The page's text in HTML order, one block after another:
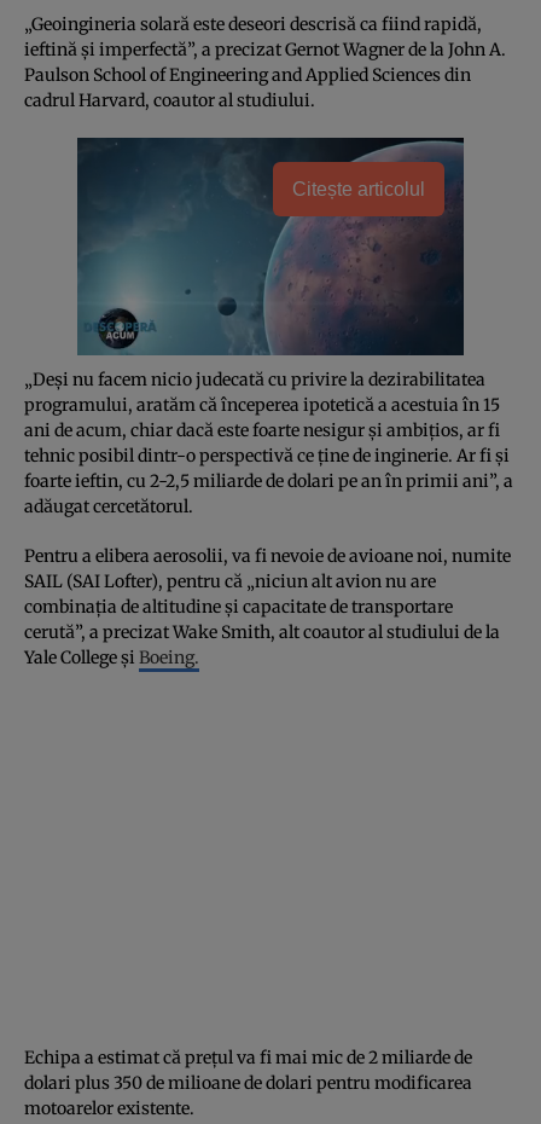
„Geoingineria solară este deseori descrisă ca fiind rapidă,
ieftină şi imperfectă”, a precizat Gernot Wagner de la John A.
Paulson School of Engineering and Applied Sciences din
cadrul Harvard, coautor al studiului.
Citește articolul
„Deşi nu facem nicio judecată cu privire la dezirabilitatea
programului, aratăm că începerea ipotetică a acestuia în 15
ani de acum, chiar dacă este foarte nesigur şi ambiţios, ar fi
tehnic posibil dintr-o perspectivă ce ţine de inginerie. Ar fi şi
foarte ieftin, cu 2-2,5 miliarde de dolari pe an în primii ani”, a
adăugat cercetătorul.
Pentru a elibera aerosolii, va fi nevoie de avioane noi, numite
SAIL (SAI Lofter), pentru că „niciun alt avion nu are
combinaţia de altitudine şi capacitate de transportare
cerută”, a precizat Wake Smith, alt coautor al studiului de la
Yale College şi Boeing.
Echipa a estimat că preţul va fi mai mic de 2 miliarde de
dolari plus 350 de milioane de dolari pentru modificarea
motoarelor existente.